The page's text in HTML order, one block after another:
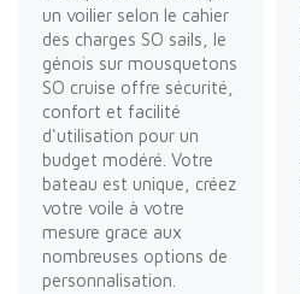
un voilier selon le cahier
des charges SO sails, le
génois sur mousquetons
SO cruise offre sécurité,
confort et facilité
d'utilisation pour un
budget modéré. Votre
bateau est unique, créez
votre voile à votre
mesure grace aux
nombreuses options de
personnalisation.